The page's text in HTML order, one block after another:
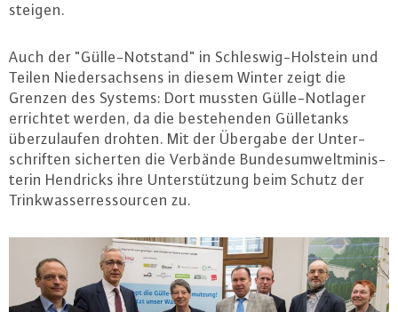
steigen.
Auch der "Gül­le-Not­stand" in Schles­wig-Hol­stein und
Teilen Nie­der­sach­sens in diesem Winter zeigt die
Grenzen des Systems: Dort mussten Gül­le-Not­la­ger
errichtet werden, da die be­ste­hen­den Gül­le­tanks
über­zu­lau­fen drohten. Mit der Übergabe der Un­ter­
schrif­ten sicherten die Verbände Bun­des­um­welt­mi­nis­
te­rin Hendricks ihre Un­ter­stüt­zung beim Schutz der
Trink­was­ser­res­sour­cen zu.